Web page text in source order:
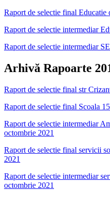
Raport de selectie final
Raport de selectie intermediar
Raport de selectie intermediar
Arhivă Rapoarte
Raport de selectie final str
Raport de selectie final Scoala
Raport de selectie intermediar
octombrie 2021
Raport de selectie final servicii
2021
Raport de selectie intermediar
octombrie 2021